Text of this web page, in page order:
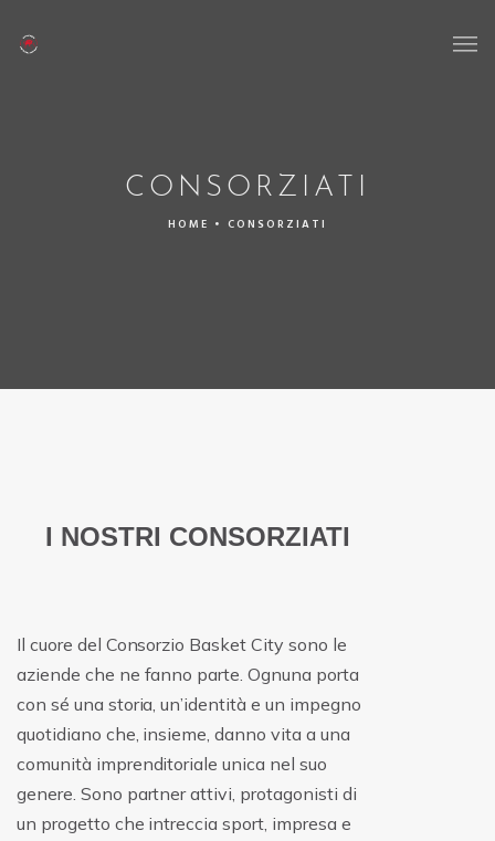
CONSORZIATI
HOME • CONSORZIATI
I NOSTRI CONSORZIATI
Il cuore del Consorzio Basket City sono le
aziende che ne fanno parte. Ognuna porta
con sé una storia, un’identità e un impegno
quotidiano che, insieme, danno vita a una
comunità imprenditoriale unica nel suo
genere. Sono partner attivi, protagonisti di
un progetto che intreccia sport, impresa e